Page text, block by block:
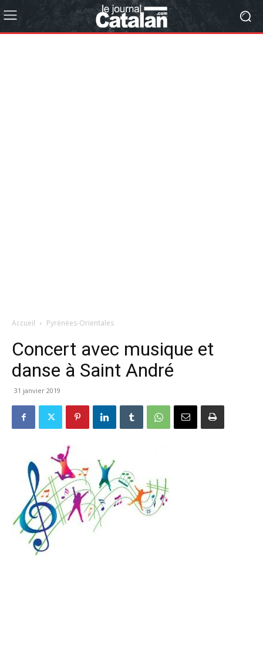
Accueil Pyrénées-Orientales
Concert avec musique et
danse à Saint André
31 janvier 2019